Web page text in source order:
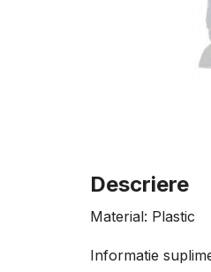
Descriere
Material: Plastic
Informatie